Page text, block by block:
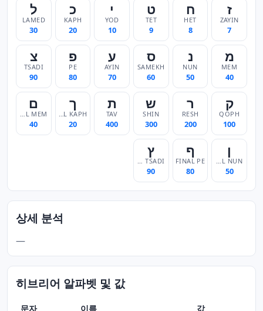
ז
ZAYIN
7
ח
HET
8
ט
TET
9
י
YOD
10
כ
KAPH
20
ל
LAMED
30
מ
MEM
40
נ
NUN
50
ס
SAMEKH
60
ע
AYIN
70
פ
PE
80
צ
TSADI
90
ק
QOPH
100
ר
RESH
200
ש
SHIN
300
ת
TAV
400
ך
FINAL KAPH
20
ם
FINAL MEM
40
ן
FINAL NUN
50
ף
FINAL PE
80
ץ
FINAL TSADI
90
상세 분석
—
히브리어 알파벳 및 값
문자 이름 값